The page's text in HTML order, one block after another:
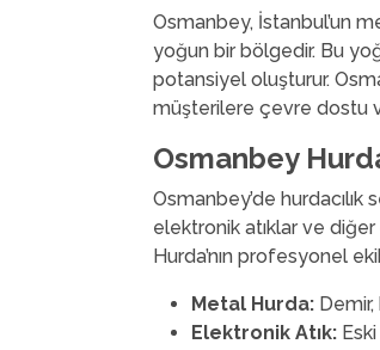
Osmanbey, İstanbul’un
yoğun bir bölgedir. Bu
potansiyel oluşturur.
müşterilere çevre dostu
Osmanbey
Osmanbey’de
elektronik atıklar ve diğer
Hurda’nın profesyonel
Metal Hurda:Demir,
Elektronik Atık:Eski